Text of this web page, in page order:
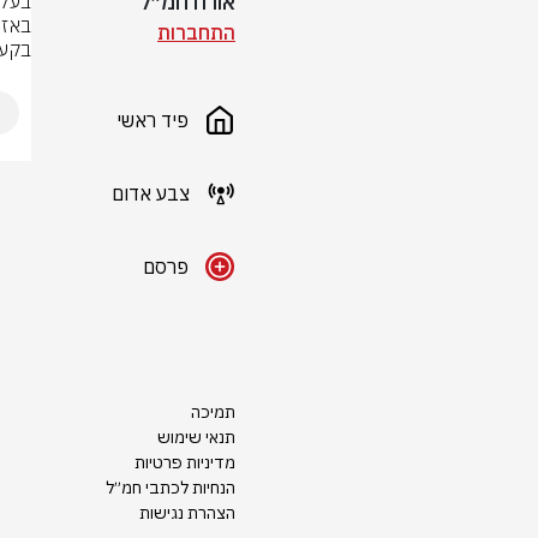
התחברות
פיד ראשי
צבע אדום
פרסם
תמיכה
תנאי שימוש
מדיניות פרטיות
הנחיות לכתבי חמ״ל
הצהרת נגישות